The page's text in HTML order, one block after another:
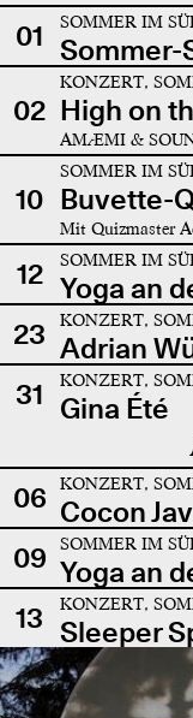
01 SOMMER IM
Sommer-
02
KONZERT,
High on
AMÆMI &
10
SOMMER IM
Buvette-
Mit Quizmaster
12 SOMMER IM
Yoga an
23
KONZERT,
Adrian
31
KONZERT,
Gina Été
06 KONZERT,
Cocon
09
SOMMER IM
Yoga an
13
KONZERT,
Sleeper